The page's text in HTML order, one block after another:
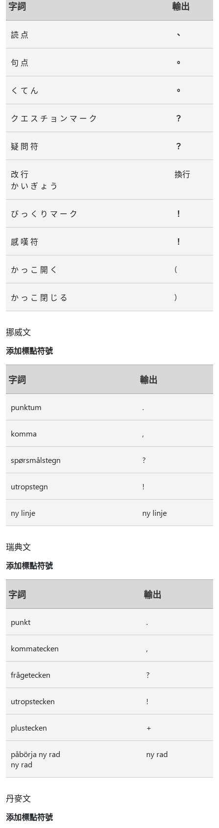
字詞 輸出
読 点 ⁠、⁠
句 点 ⁠。⁠
く て ん ⁠。⁠
ク エ ス チ ョ ン マ ー ク ⁠？⁠
疑 問 符 ⁠？⁠
改 行
か い ぎ ょ う
換行
び っ く り マ ー ク ⁠！⁠
感 嘆 符 ⁠！⁠
か っ こ 開 く (
か っ こ 閉 じ る )
挪威文
添加標點符號
字詞 輸出
punktum .
komma ,
spørsmålstegn ?
utropstegn !
ny linje ny linje
瑞典文
添加標點符號
字詞 輸出
punkt .
kommatecken ,
frågetecken ?
utropstecken !
plustecken +
påbörja ny rad
ny rad
ny rad
丹麥文
添加標點符號